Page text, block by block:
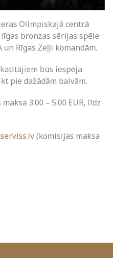
Olimpiskajā centrā
bronzas sērijas spēle
un Rīgas Zeļļi komandām.
būs iespēja
pie dažādām balvām.
3.00 – 5.00 EUR, līdz
(komisijas maksa